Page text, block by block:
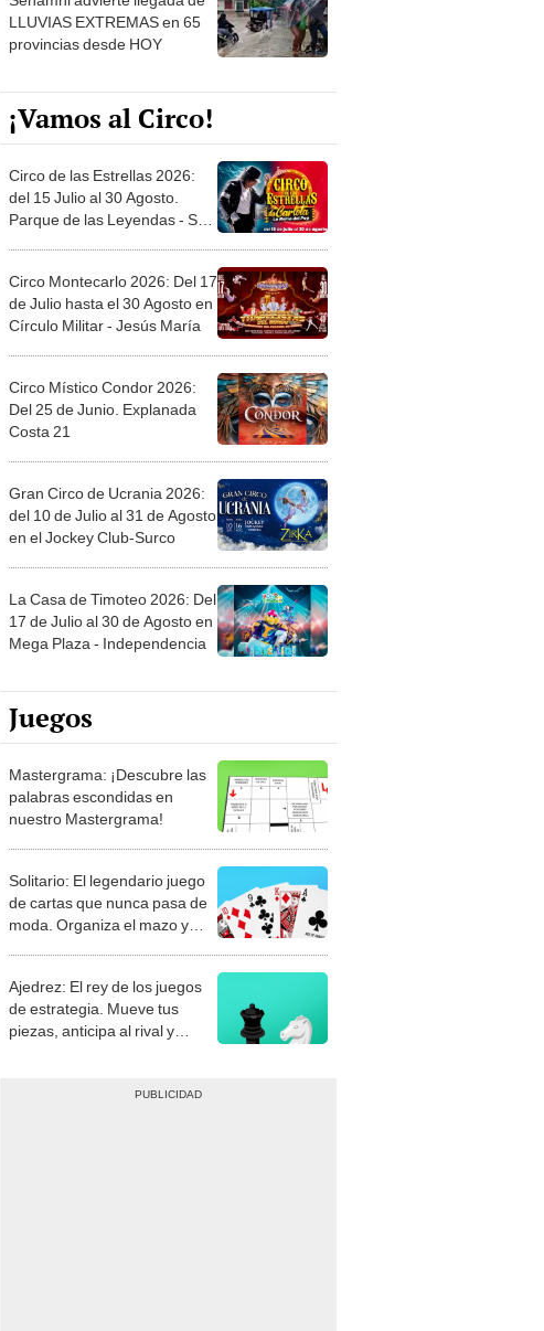
LLUVIAS EXTREMAS en 65
provincias desde HOY
¡Vamos al Circo!
Circo de las Estrellas 2026:
del 15 Julio al 30 Agosto.
Parque de las Leyendas - San
Circo Montecarlo 2026: Del 17
de Julio hasta el 30 Agosto en
Círculo Militar - Jesús María
Circo Místico Condor 2026:
Del 25 de Junio. Explanada
Costa 21
Gran Circo de Ucrania 2026:
del 10 de Julio al 31 de Agosto
en el Jockey Club-Surco
La Casa de Timoteo 2026: Del
17 de Julio al 30 de Agosto en
Mega Plaza - Independencia
Juegos
Mastergrama: ¡Descubre las
palabras escondidas en
nuestro Mastergrama!
Solitario: El legendario juego
de cartas que nunca pasa de
moda. Organiza el mazo y
Ajedrez: El rey de los juegos
de estrategia. Mueve tus
piezas, anticipa al rival y